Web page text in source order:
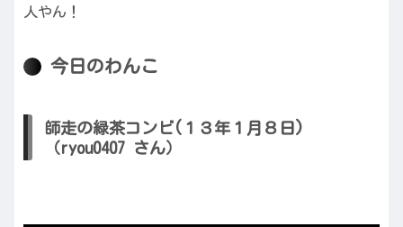
人やん！
今日のわんこ
師走の緑茶コンビ(１３年１月８日)
（ryou0407 さん）